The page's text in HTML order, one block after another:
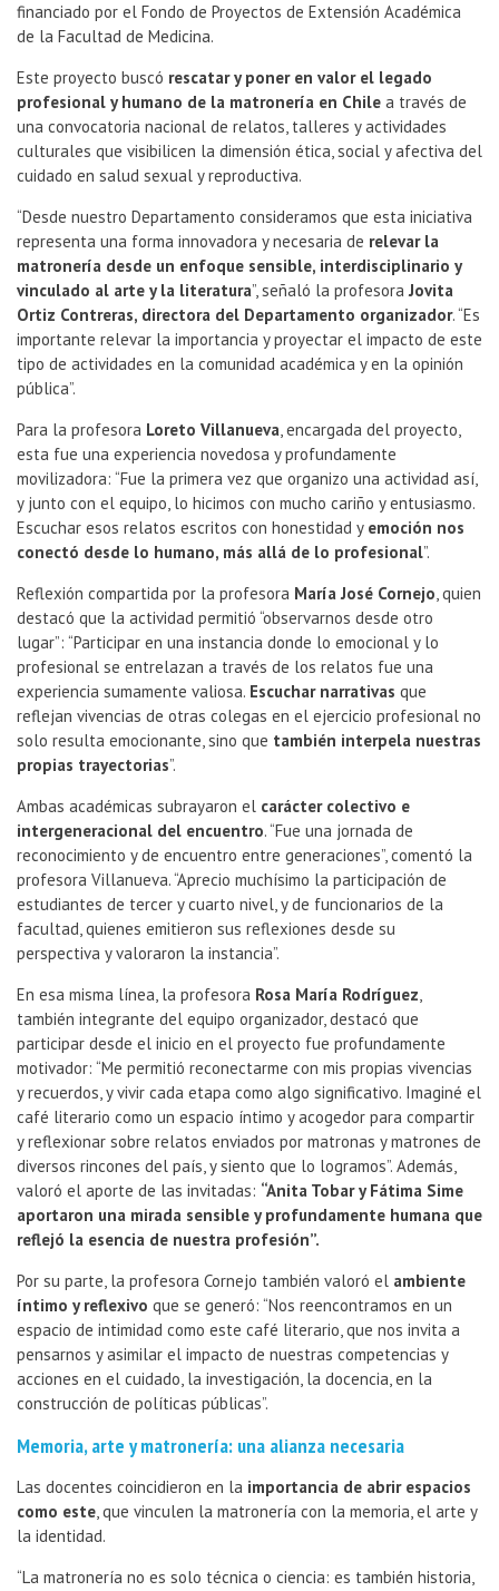
financiado por el Fondo de Proyectos de Extensión Académica
de la Facultad de Medicina.
Este proyecto buscó rescatar y poner en valor el legado
profesional y humano de la matronería en Chile a través de
una convocatoria nacional de relatos, talleres y actividades
culturales que visibilicen la dimensión ética, social y afectiva del
cuidado en salud sexual y reproductiva.
“Desde nuestro Departamento consideramos que esta iniciativa
representa una forma innovadora y necesaria de relevar la
matronería desde un enfoque sensible, interdisciplinario y
vinculado al arte y la literatura”, señaló la profesoraJovita
Ortiz Contreras, directora del Departamento organizador. “Es
importante relevar la importancia y proyectar el impacto de este
tipo de actividades en la comunidad académica y en la opinión
pública”.
Para la profesora Loreto Villanueva, encargada del proyecto,
esta fue una experiencia novedosa y profundamente
movilizadora: “Fue la primera vez que organizo una actividad así,
y junto con el equipo, lo hicimos con mucho cariño y entusiasmo.
Escuchar esos relatos escritos con honestidad y emoción nos
conectó desde lo humano, más allá de lo profesional”.
Reflexión compartida por la profesora María José Cornejo, quien
destacó que la actividad permitió “observarnos desde otro
lugar”: “Participar en una instancia donde lo emocional y lo
profesional se entrelazan a través de los relatos fue una
experiencia sumamente valiosa. Escuchar narrativas que
reflejan vivencias de otras colegas en el ejercicio profesional no
solo resulta emocionante, sino que también interpela nuestras
propias trayectorias”.
Ambas académicas subrayaron el carácter colectivo e
intergeneracional del encuentro. “Fue una jornada de
reconocimiento y de encuentro entre generaciones”, comentó la
profesora Villanueva. “Aprecio muchísimo la participación de
estudiantes de tercer y cuarto nivel, y de funcionarios de la
facultad, quienes emitieron sus reflexiones desde su
perspectiva y valoraron la instancia”.
En esa misma línea, la profesora Rosa María Rodríguez,
también integrante del equipo organizador, destacó que
participar desde el inicio en el proyecto fue profundamente
motivador: “Me permitió reconectarme con mis propias vivencias
y recuerdos, y vivir cada etapa como algo significativo. Imaginé el
café literario como un espacio íntimo y acogedor para compartir
y reflexionar sobre relatos enviados por matronas y matrones de
diversos rincones del país, y siento que lo logramos”. Además,
valoró el aporte de las invitadas: “Anita Tobar y Fátima Sime
aportaron una mirada sensible y profundamente humana que
reflejó la esencia de nuestra profesión”.
Por su parte, la profesora Cornejo también valoró el ambiente
íntimo y reflexivo que se generó: “Nos reencontramos en un
espacio de intimidad como este café literario, que nos invita a
pensarnos y asimilar el impacto de nuestras competencias y
acciones en el cuidado, la investigación, la docencia, en la
construcción de políticas públicas”.
Memoria, arte y matronería: una alianza necesaria
Las docentes coincidieron en la importancia de abrir espacios
como este, que vinculen la matronería con la memoria, el arte y
la identidad.
“La matronería no es solo técnica o ciencia: es también historia,